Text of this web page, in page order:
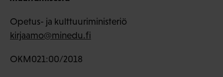
Opetus- ja kulttuuriministeriö
kirjaamo@minedu.fi
OKM021:00/2018